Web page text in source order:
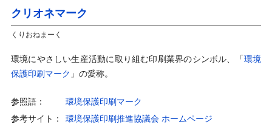
クリオネマーク
くりおねまーく
環境にやさしい生産活動に取り組む印刷業界のシンボル、「環境
保護印刷マーク 」の愛称。
参照語：
環境保護印刷マーク
参考サイト：
環境保護印刷推進協議会 ホームページ